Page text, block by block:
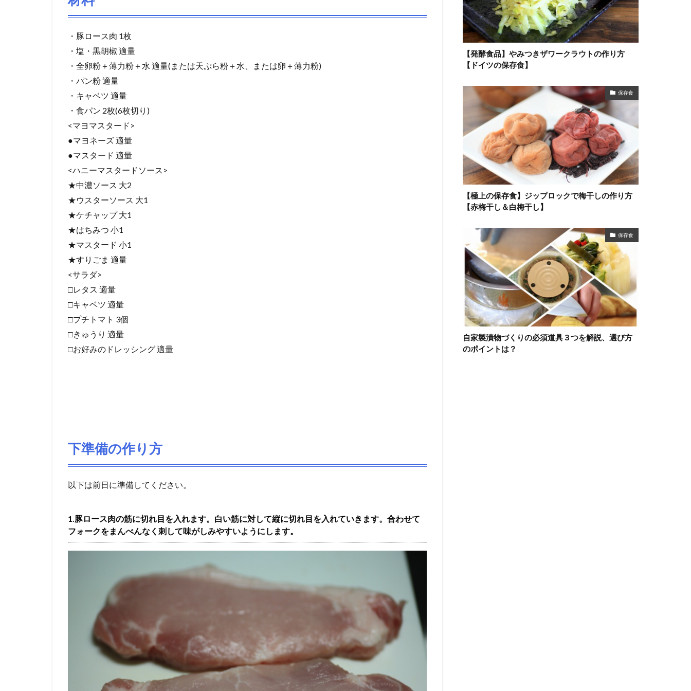
・豚ロース肉 1枚
・塩・黒胡椒 適量
・全卵粉＋薄力粉＋水 適量(または天ぷら粉＋水、または卵＋薄力粉)
・パン粉 適量
・キャベツ 適量
・食パン 2枚(6枚切り)
<マヨマスタード>
●マヨネーズ 適量
●マスタード 適量
<ハニーマスタードソース>
★中濃ソース 大2
★ウスターソース 大1
★ケチャップ 大1
★はちみつ 小1
★マスタード 小1
★すりごま 適量
<サラダ>
□レタス 適量
□キャベツ 適量
□プチトマト 3個
□きゅうり 適量
□お好みのドレッシング 適量
下準備の作り方
以下は前日に準備してください。
1.豚ロース肉の筋に切れ目を入れます。白い筋に対して縦に切れ目を入れていきます。合わせて
フォークをまんべんなく刺して味がしみやすいようにします。
【発酵食品】やみつきザワークラウトの作り方
【ドイツの保存食】
保存食
【極上の保存食】ジップロックで梅干しの作り方
【赤梅干し＆白梅干し】
保存食
自家製漬物づくりの必須道具３つを解説、選び方
のポイントは？